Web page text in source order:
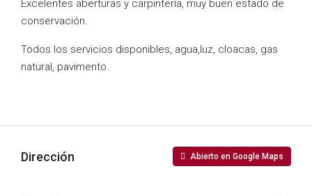
Excelentes aberturas y carpintería, muy buen estado de
conservación.
Todos los servicios disponibles, agua,luz, cloacas, gas
natural, pavimento.
Dirección Abierto en Google Maps